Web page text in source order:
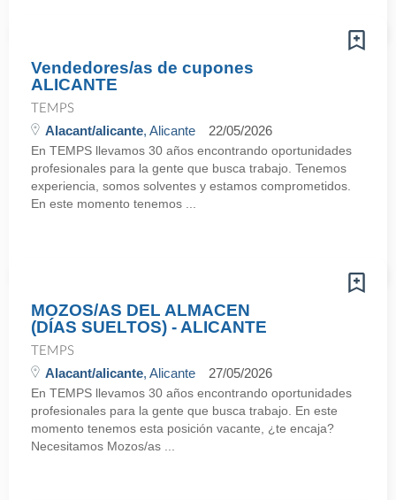
Vendedores/as de cupones
ALICANTE
TEMPS
Alacant/alicante, Alicante 22/05/2026
En TEMPS llevamos 30 años encontrando oportunidades
profesionales para la gente que busca trabajo. Tenemos
experiencia, somos solventes y estamos comprometidos.
En este momento tenemos ...
MOZOS/AS DEL ALMACEN
(DÍAS SUELTOS) - ALICANTE
TEMPS
Alacant/alicante, Alicante 27/05/2026
En TEMPS llevamos 30 años encontrando oportunidades
profesionales para la gente que busca trabajo. En este
momento tenemos esta posición vacante, ¿te encaja?
Necesitamos Mozos/as ...